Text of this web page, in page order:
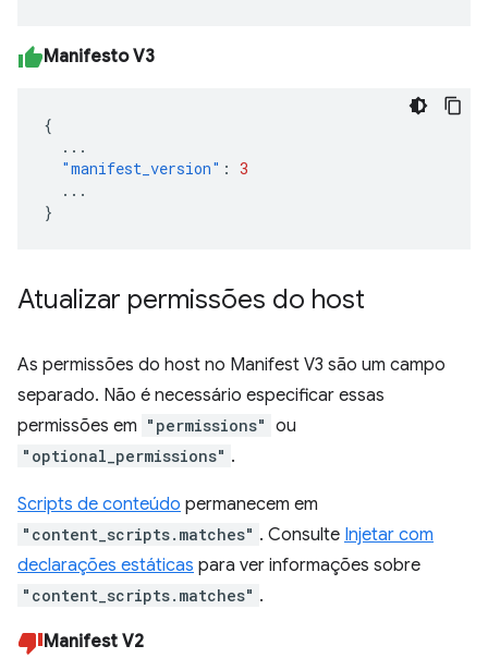
Manifesto V3
{
...
"manifest_version" : 3
...
}
Atualizar permissões do host
As permissões do host no Manifest V3 são um campo
separado. Não é necessário especificar essas
permissões em "permissions" ou
"optional_permissions" .
Scripts de conteúdo permanecem em
"content_scripts.matches" . Consulte Injetar com
declarações estáticas para ver informações sobre
"content_scripts.matches" .
Manifest V2